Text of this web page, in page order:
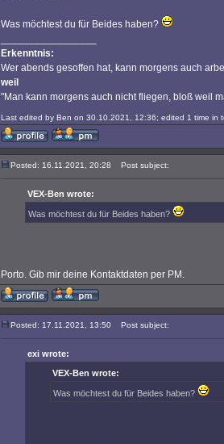
Was möchtest du für Beides haben?
Erkenntnis:
Wer abends gesoffen hat, kann morgens auch
weil
"Man kann morgens auch nicht fliegen, bloß weil
Last edited by Ben on 30.10.2021, 12:36; edited 1 time in
Posted: 16.11.2021, 20:28 Post subject:
VEX-Ben wrote:
Was möchtest du für Beides haben?
Porto. Gib mir deine Kontaktdaten per PM.
Posted: 17.11.2021, 13:50 Post subject:
exi wrote:
VEX-Ben wrote:
Was möchtest du für Beides haben?